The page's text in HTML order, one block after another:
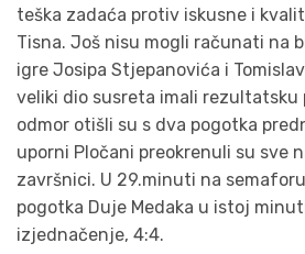
teška zadaća protiv iskusne i
Tisna. Još nisu mogli računati na
igre Josipa Stjepanovića i
veliki dio susreta imali rezultatsku
odmor otišli su s dva pogotka
uporni Pločani preokrenuli su sve
završnici. U 29.minuti na
pogotka Duje Medaka u istoj
izjednačenje, 4:4.